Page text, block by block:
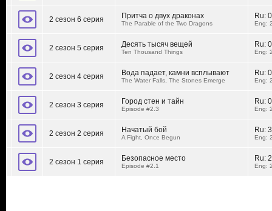
2 сезон 6 серия Притча о двух драконах
The Parable of the Two Dragons
Ru:
Eng:
2 сезон 5 серия Десять тысяч вещей
Ten Thousand Things
Ru:
Eng:
2 сезон 4 серия Вода падает, камни всплывают
The Water Falls, The Stones Emerge
Ru:
Eng:
2 сезон 3 серия Город стен и тайн
Episode #2.3
Ru:
Eng:
2 сезон 2 серия Начатый бой
A Fight, Once Begun
Ru:
Eng:
2 сезон 1 серия Безопасное место
Episode #2.1
Ru:
Eng: